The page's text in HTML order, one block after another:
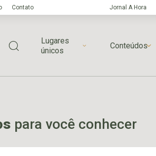
Contato Jornal A Hora
Lugares
únicos
Conteúdos
para você conhecer